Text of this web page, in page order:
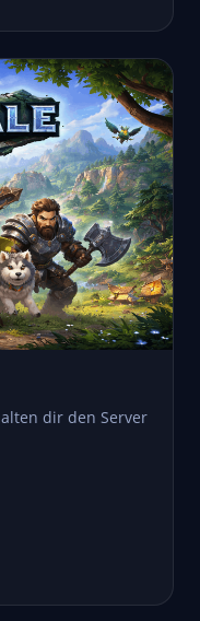
dir den Server